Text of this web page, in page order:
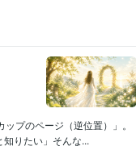
プのページ（逆位置）」。
りたい」そんな...